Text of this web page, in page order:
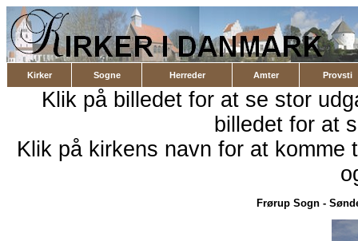
Kirker Sogne Herreder Amter Provsti
Klik på billedet for at se stor
billedet for at
Klik på kirkens navn for at
Frørup Sogn -